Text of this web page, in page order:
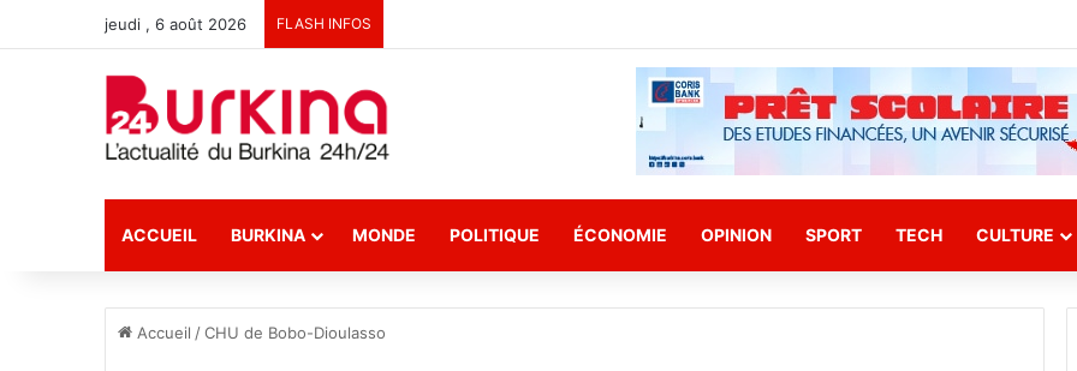
jeudi , 6 août 2026 FLASH INFOS
ACCUEIL BURKINA MONDE POLITIQUE ÉCONOMIE OPINION SPORT TECH CULTURE
Accueil /CHU de Bobo-Dioulasso